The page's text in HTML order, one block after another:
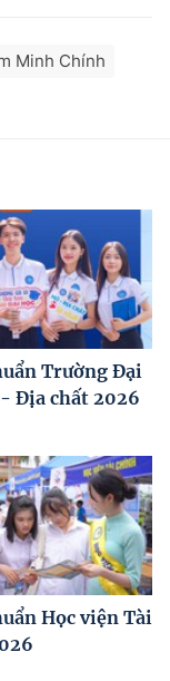
Minh Chính
Trường Đại
Địa chất 2026
Học viện Tài